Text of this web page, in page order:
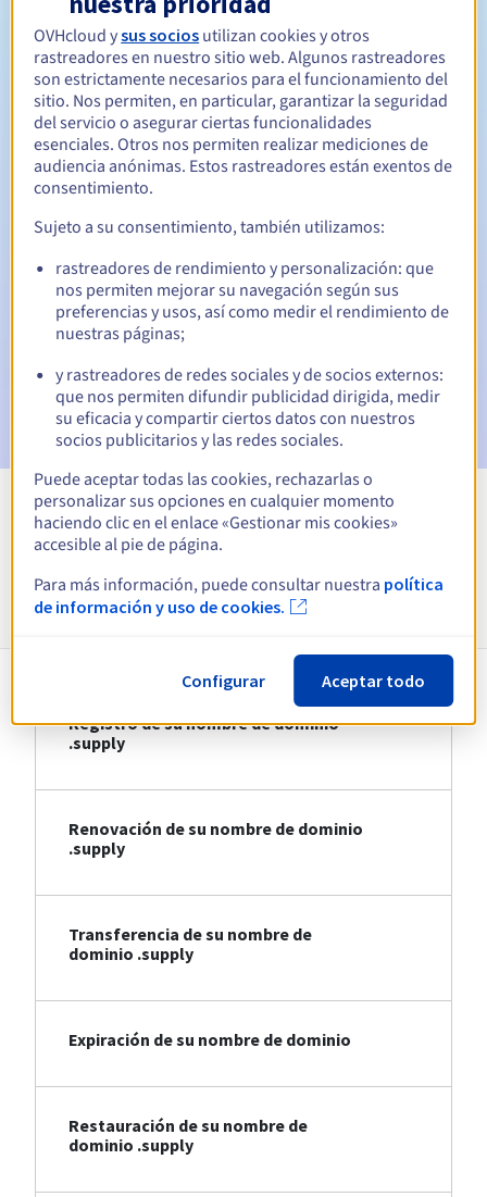
Período de renovación Entre 1 y 10 años
Período de redención
Notificaciones automáticas:
vencimiento
Email el día del vencimientopara notificar la suspensión
del nombre de dominio
Email tras el periodo de gracia de redenciónpara
notificar la eliminación del nombre de dominio
Ver todas las extensiones
Información sobre .supply
Registro de su nombre de dominio
.supply
Renovación de su nombre de dominio
.supply
Transferencia de su nombre de
dominio .supply
Expiración de su nombre de dominio
Restauración de su nombre de
dominio .supply
OVHcloud ysus socios utilizan cookies y otros
rastreadores en nuestro sitio web. Algunos rastreadores
son estrictamente necesarios para el funcionamiento del
sitio. Nos permiten, en particular, garantizar la seguridad
del servicio o asegurar ciertas funcionalidades
esenciales. Otros nos permiten realizar mediciones de
audiencia anónimas. Estos rastreadores están exentos de
consentimiento.
Sujeto a su consentimiento, también utilizamos:
rastreadores de rendimiento y personalización: que
nos permiten mejorar su navegación según sus
preferencias y usos, así como medir el rendimiento de
nuestras páginas;
y rastreadores de redes sociales y de socios externos:
que nos permiten difundir publicidad dirigida, medir
su eficacia y compartir ciertos datos con nuestros
socios publicitarios y las redes sociales.
Puede aceptar todas las cookies, rechazarlas o
personalizar sus opciones en cualquier momento
haciendo clic en el enlace «Gestionar mis cookies»
accesible al pie de página.
Para más información, puede consultar nuestra política
de información y uso de cookies.
Configurar Aceptar todo